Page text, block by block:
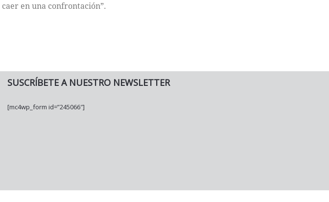
caer en una confrontación”.
SUSCRÍBETE A NUESTRO NEWSLETTER
[mc4wp_form id=”245066″]